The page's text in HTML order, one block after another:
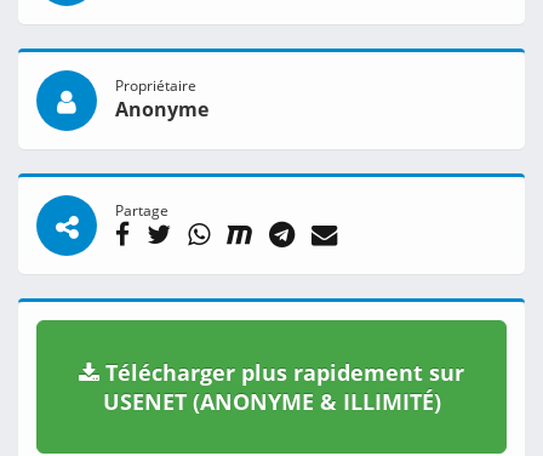
Propriétaire
Anonyme
Partage
Télécharger plus rapidement sur
USENET (ANONYME & ILLIMITÉ)